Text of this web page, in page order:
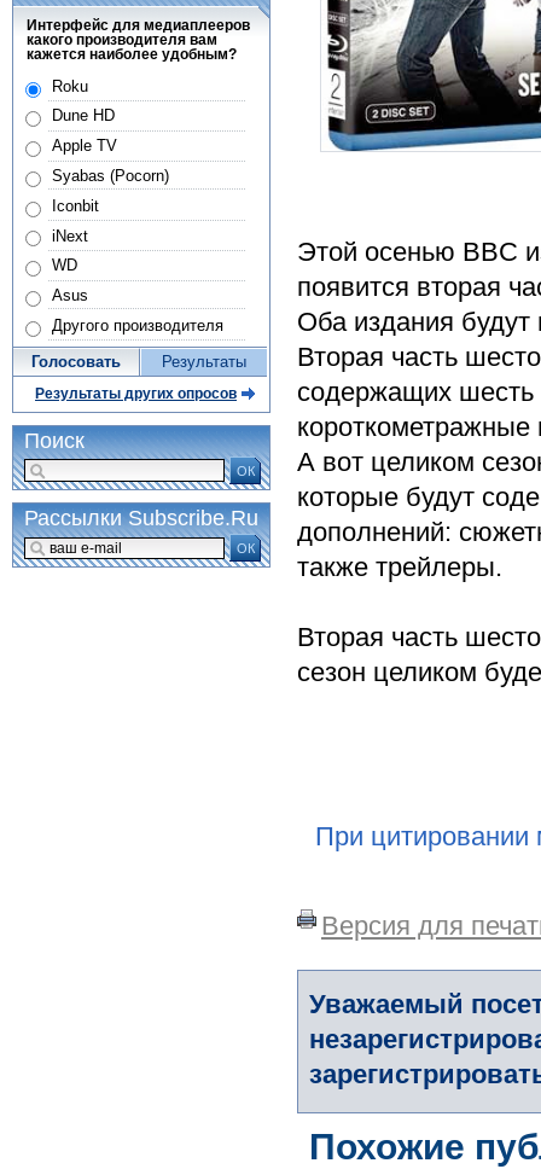
Этой осенью BBC
появится вторая
Оба издания
Вторая часть
содержащих шесть
короткометражные
А вот целиком
которые будут
дополнений:
также трейлеры.
Вторая часть
сезон целиком
При цитировании
Версия для
Уважаемый
Похожие
Интерфейс для медиаплееров
какого производителя вам
кажется наиболее удобным?
Roku
Dune HD
Apple TV
Syabas (Pocorn)
Iconbit
iNext
WD
Asus
Другого производителя
Голосовать Результаты
Результаты других опросов
Поиск
ОК
Рассылки Subscribe.Ru
ОК